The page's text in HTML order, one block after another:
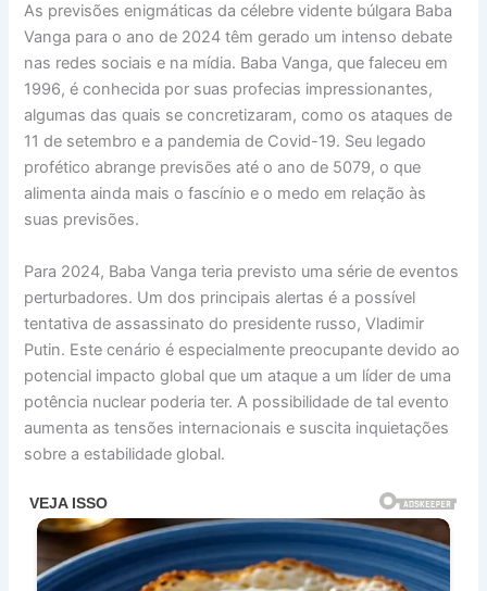
As previsões enigmáticas da célebre vidente búlgara Baba
Vanga para o ano de 2024 têm gerado um intenso debate
nas redes sociais e na mídia. Baba Vanga, que faleceu em
1996, é conhecida por suas profecias impressionantes,
algumas das quais se concretizaram, como os ataques de
11 de setembro e a pandemia de Covid-19. Seu legado
profético abrange previsões até o ano de 5079, o que
alimenta ainda mais o fascínio e o medo em relação às
suas previsões.
Para 2024, Baba Vanga teria previsto uma série de eventos
perturbadores. Um dos principais alertas é a possível
tentativa de assassinato do presidente russo, Vladimir
Putin. Este cenário é especialmente preocupante devido ao
potencial impacto global que um ataque a um líder de uma
potência nuclear poderia ter. A possibilidade de tal evento
aumenta as tensões internacionais e suscita inquietações
sobre a estabilidade global.